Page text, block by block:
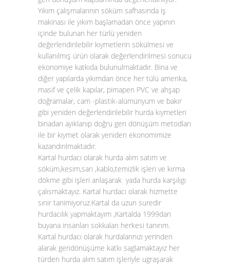
Yıkım çalışmalarının söküm safhasında iş
makinası ile yıkım başlamadan önce yapının
içinde bulunan her türlü yeniden
değerlendirilebilir kıymetlerin sökülmesi ve
kullanılmış ürün olarak değerlendirilmesi sonucu
ekonomiye katkıda bulunulmaktadır. Bina ve
diğer yapılarda yıkımdan önce her tülü amerika,
masif ve çelik kapılar, pimapen PVC ve ahşap
doğramalar, cam -plastik-alümünyum ve bakır
gibi yeniden değerlendirilebilir hurda kıymetleri
binadan ayıklanıp doğru geri dönüşüm metodları
ile bir kıymet olarak yeniden ekonomimize
kazandırılmaktadır.
Kartal hurdacı olarak hurda alım satım ve
söküm,kesim,sarı ,kablo,temizlik işleri ve kırma
dökme gibi işleri anlaşarak yada hurda karşılıgı
çalısmaktayız. Kartal hurdacı olarak hizmette
sınir tanimiyoruz.Kartal da uzun suredir
hurdacılık yapmaktayım ,Kartalda 1999dan
buyana insanları sokkaları herkesi tanırım.
Kartal hurdacı olarak hurdalarınızı yerinden
alarak geridönüşüme katkı saglamaktayız her
türden hurda alım satım işleriyle ugraşarak